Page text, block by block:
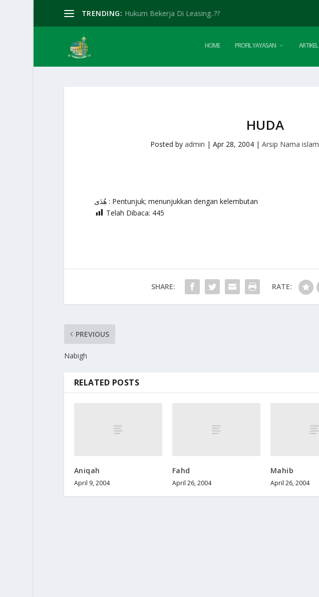
TRENDING: Hukum Bekerja Di Leasing..??
HOME PROFIL YAYASAN ARTIKEL
HUDA
Posted byadmin |Apr 28, 2004 |Arsip Nama islam
هُدَى : Pentunjuk; menunjukkan dengan kelembutan
Telah Dibaca: 445
SHARE: RATE:
PREVIOUS
Nabigh
RELATED POSTS
Aniqah
April 9, 2004
Fahd
April 26, 2004
Mahib
April 26, 2004